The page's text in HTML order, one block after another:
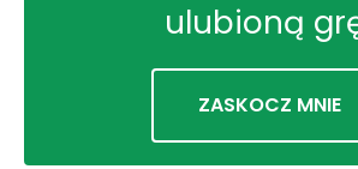
ulubioną
ZASKOCZ MNIE